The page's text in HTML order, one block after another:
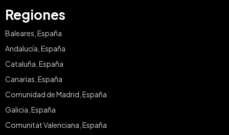
Regiones
Baleares, España
Andalucía, España
Cataluña, España
Canarias, España
Comunidad de Madrid, España
Galicia, España
Comunitat Valenciana, España